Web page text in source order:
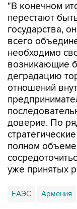
"В конечном
перестают
государства,
всего
необходимо
возникающие
деградацию
отношений
доверие. По
полном
уже принятых
ЕАЭС Армения